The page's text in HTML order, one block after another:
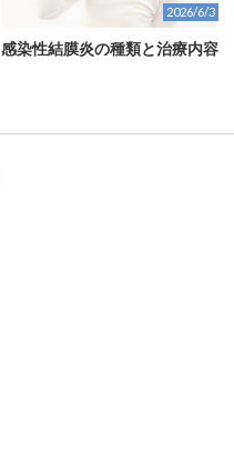
2026/6/3
感染性結膜炎の種類と治療内容